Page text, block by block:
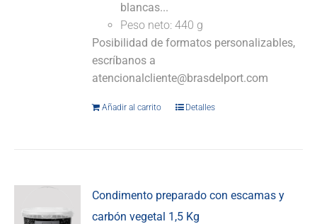
blancas...
Peso neto: 440 g
Posibilidad de formatos personalizables,
escríbanos a
atencionalcliente@brasdelport.com
Añadir al carrito Detalles
Condimento preparado con escamas y
carbón vegetal 1,5 Kg